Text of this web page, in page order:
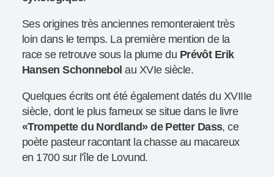
Ses origines très anciennes remonteraient très
loin dans le temps. La première mention de la
race se retrouve sous la plume du Prévôt Erik
Hansen Schonnebol au XVIe siècle.
Quelques écrits ont été également datés du XVIIIe
siècle, dont le plus fameux se situe dans le livre
«Trompette du Nordland» de Petter Dass, ce
poète pasteur racontant la chasse au macareux
en 1700 sur l’île de Lovund.